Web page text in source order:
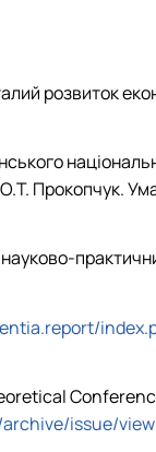
розвиток
Прокопчук.
issue/view/